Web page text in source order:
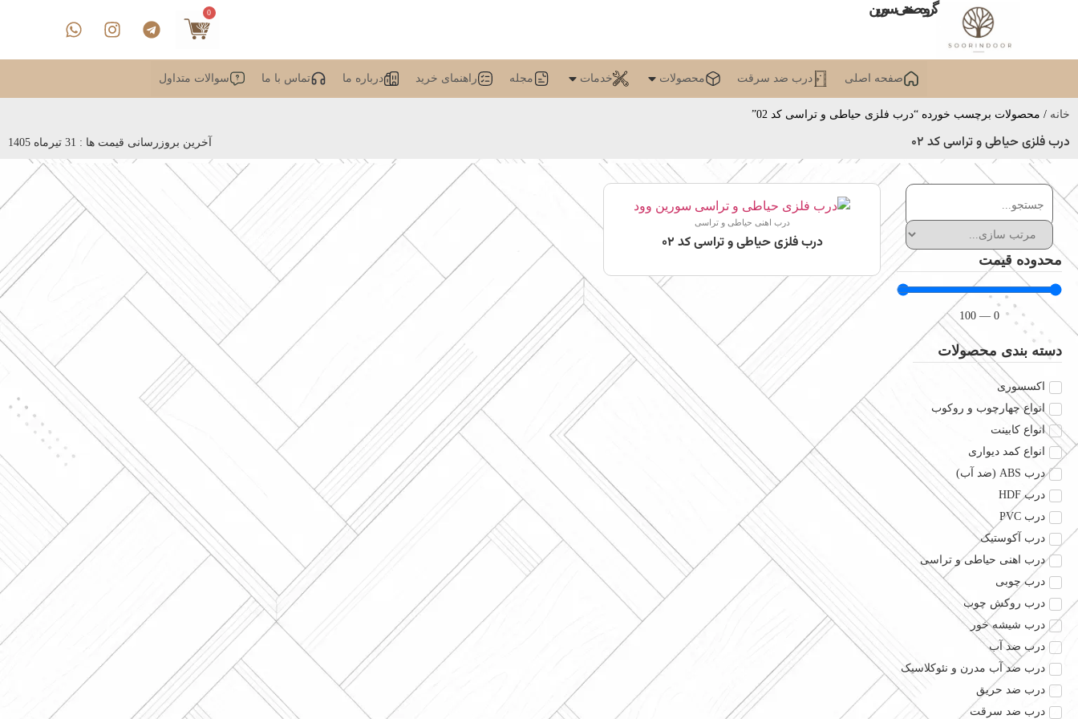
گروه صنعتی سورین 0
صفحه اصلی درب ضد سرقت محصولات خدمات مجله راهنمای خرید درباره ما تماس با ما سوالات متداول
خانه / محصولات برچسب خورده “درب فلزی حیاطی و تراسی کد 02”
درب فلزی حیاطی و تراسی کد 02 آخرین بروزرسانی قیمت ها : 31 تیرماه 1405
محدوده قیمت
0
—
100
دسته بندی محصولات
اکسسوری
انواع چهارچوب و روکوب
انواع کابینت
انواع کمد دیواری
درب ABS (ضد آب)
درب HDF
درب PVC
درب آکوستیک
درب اهنی حیاطی و تراسی
درب چوبی
درب روکش چوب
درب شیشه خور
درب ضد آب
درب ضد آب مدرن و نئوکلاسیک
درب ضد حریق
درب ضد سرقت
درب اهنی حیاطی و تراسی
درب فلزی حیاطی و تراسی کد 02